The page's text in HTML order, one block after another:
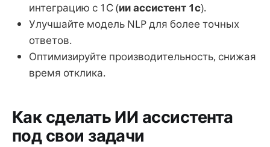
интеграцию с 1С (ии ассистент 1с).
Улучшайте модель NLP для более точных
ответов.
Оптимизируйте производительность, снижая
время отклика.
Как сделать ИИ ассистента
под свои задачи